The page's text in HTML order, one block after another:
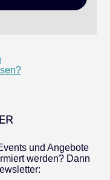
und Angebote
werden? Dann